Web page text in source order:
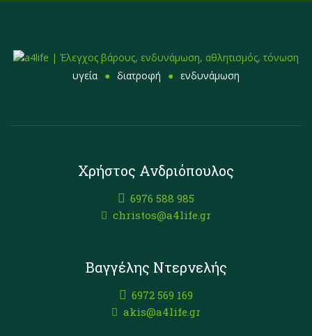
υγεία διατροφή ενδυνάμωση
Χρήστος Ανδριόπουλος
6976 588 985
christos@a4life.gr
Βαγγέλης Ντερνελής
6972 569 169
akis@a4life.gr